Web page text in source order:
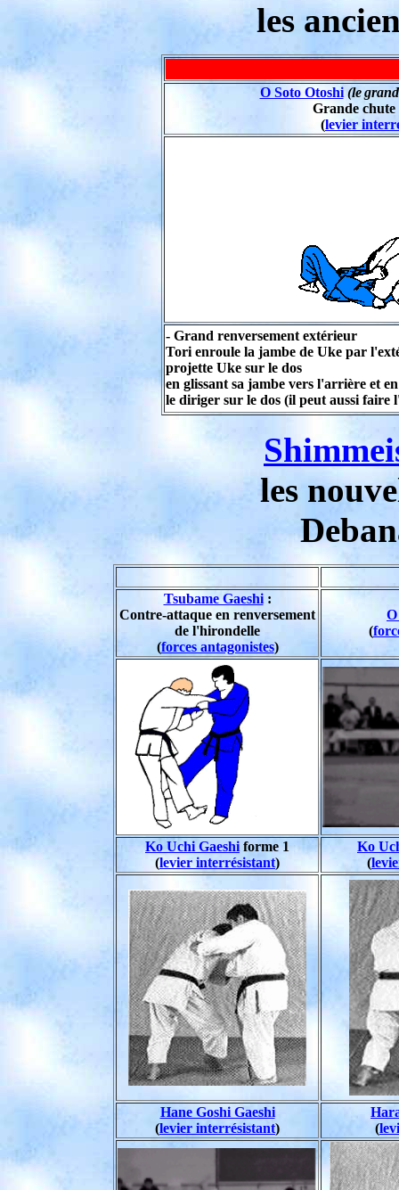
les
O Soto Otoshi (le
Grande
(levier
- Grand renversement extérieur
Tori enroule la jambe de Uke par
projette Uke sur le dos
en glissant sa jambe vers l'arrière et
le diriger sur le dos (il peut aussi faire
les
Tsubame Gaeshi:
Contre-attaque en renversement
de l'hirondelle
(forces antagonistes)
(
Ko Uchi Gaeshi forme 1
(levier interrésistant)
Ko
(
Hane Goshi Gaeshi
(levier interrésistant)
(